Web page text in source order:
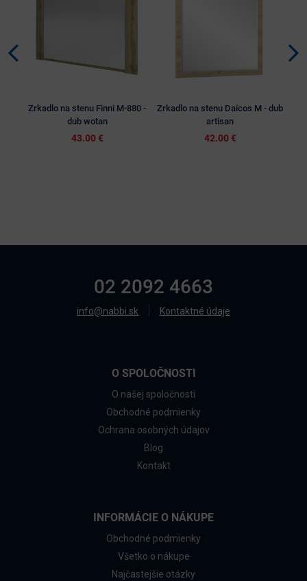
Zrkadlo na stenu Finni M-880 -
dub wotan
43.00 €
Zrkadlo na stenu Daicos M - dub
artisan
42.00 €
02 2092 4663
info@nabbi.sk Kontaktné údaje
O SPOLOČNOSTI
O našej spoločnosti
Obchodné podmienky
Ochrana osobných údajov
Blog
Kontakt
INFORMÁCIE O NÁKUPE
Obchodné podmienky
Všetko o nákupe
Najčastejšie otázky